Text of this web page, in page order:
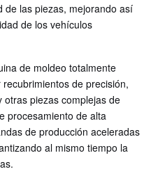
de las piezas, mejorando así
de los vehículos
de moldeo totalmente
de precisión,
piezas complejas de
procesamiento de alta
de producción aceleradas
al mismo tiempo la